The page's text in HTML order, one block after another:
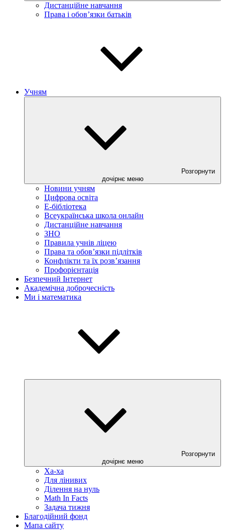
Дистанційне навчання
Права і обов’язки батьків
Учням
Розгорнути
дочірнє меню
Новини учням
Цифрова освіта
E-бібліотека
Всеукраїнська школа онлайн
Дистанційне навчання
ЗНО
Правила учнів ліцею
Права та обов’язки підлітків
Конфлікти та їх розв’язання
Профорієнтація
Безпечний Інтернет
Академічна доброчесність
Ми і математика
Розгорнути
дочірнє меню
Ха-ха
Для лінивих
Ділення на нуль
Math In Facts
Задача тижня
Благодійний фонд
Мапа сайту